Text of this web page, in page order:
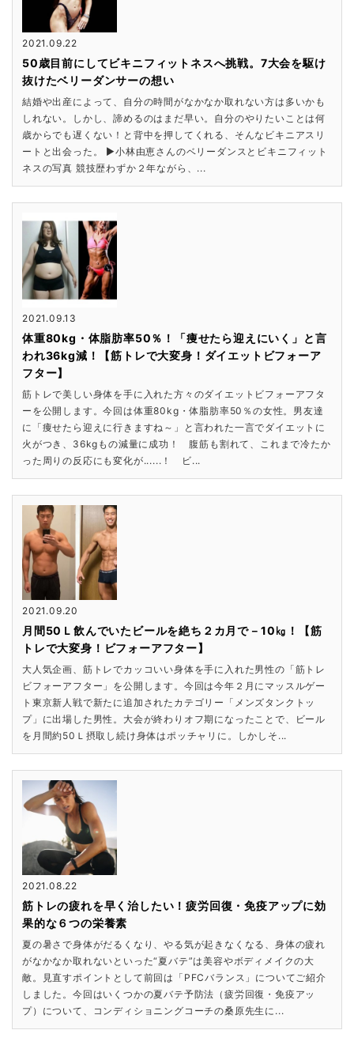
2021.09.22
50歳目前にしてビキニフィットネスへ挑戦。7大会を駆け
抜けたベリーダンサーの想い
結婚や出産によって、自分の時間がなかなか取れない方は多いかも
しれない。しかし、諦めるのはまだ早い。自分のやりたいことは何
歳からでも遅くない！と背中を押してくれる、そんなビキニアスリ
ートと出会った。 ▶小林由恵さんのベリーダンスとビキニフィット
ネスの写真 競技歴わずか２年ながら、...
2021.09.13
体重80kg・体脂肪率50％！「痩せたら迎えにいく」と言
われ36kg減！【筋トレで大変身！ダイエットビフォーア
フター】
筋トレで美しい身体を手に入れた方々のダイエットビフォーアフタ
ーを公開します。今回は体重80kg・体脂肪率50％の女性。男友達
に「痩せたら迎えに行きますね～」と言われた一言でダイエットに
火がつき、36kgもの減量に成功！ 腹筋も割れて、これまで冷たか
った周りの反応にも変化が......！ ビ...
2021.09.20
月間50Ｌ飲んでいたビールを絶ち２カ月で－10㎏！【筋
トレで大変身！ビフォーアフター】
大人気企画、筋トレでカッコいい身体を手に入れた男性の「筋トレ
ビフォーアフター」を公開します。今回は今年２月にマッスルゲー
ト東京新人戦で新たに追加されたカテゴリー「メンズタンクトッ
プ」に出場した男性。大会が終わりオフ期になったことで、ビール
を月間約50Ｌ摂取し続け身体はポッチャリに。しかしそ...
2021.08.22
筋トレの疲れを早く治したい！疲労回復・免疫アップに効
果的な６つの栄養素
夏の暑さで身体がだるくなり、やる気が起きなくなる、身体の疲れ
がなかなか取れないといった“夏バテ”は美容やボディメイクの大
敵。見直すポイントとして前回は「PFCバランス」についてご紹介
しました。今回はいくつかの夏バテ予防法（疲労回復・免疫アッ
プ）について、コンディショニングコーチの桑原先生に...